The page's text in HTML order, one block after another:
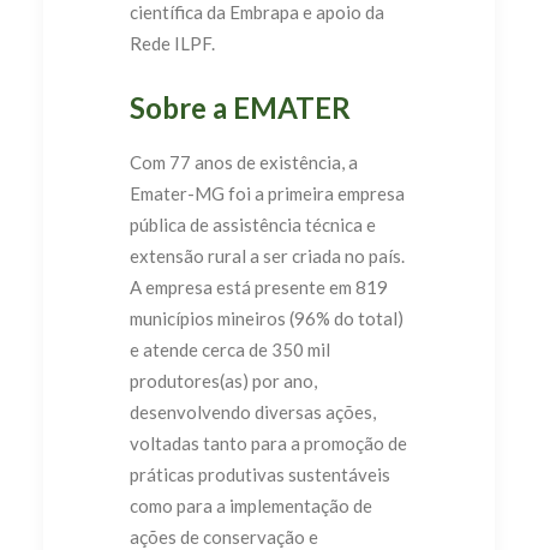
científica da Embrapa e apoio da
Rede ILPF.
Sobre a EMATER
Com 77 anos de existência, a
Emater-MG foi a primeira empresa
pública de assistência técnica e
extensão rural a ser criada no país.
A empresa está presente em 819
municípios mineiros (96% do total)
e atende cerca de 350 mil
produtores(as) por ano,
desenvolvendo diversas ações,
voltadas tanto para a promoção de
práticas produtivas sustentáveis
como para a implementação de
ações de conservação e